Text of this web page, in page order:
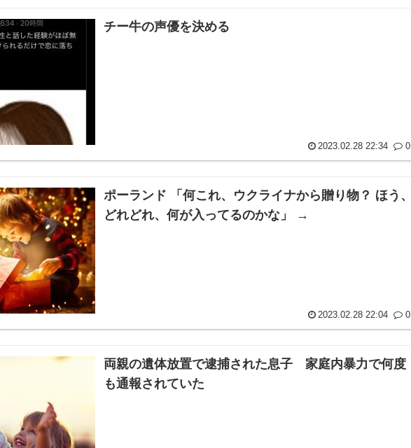
チー牛の声優を決める
2023.02.28 22:34 0
ポーランド 「何これ、ウクライナから贈り物？ ほう、
どれどれ、何が入ってるのかな」 →
2023.02.28 22:04 0
両親の遺体放置で逮捕された息子 家庭内暴力で何度
も通報されていた